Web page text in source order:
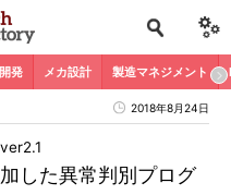
発 メカ設計 製造マネジメント
2018年8月24日
した異常判別プログ